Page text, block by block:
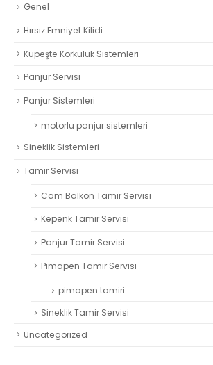
Genel
Hırsız Emniyet Kilidi
Küpeşte Korkuluk Sistemleri
Panjur Servisi
Panjur Sistemleri
motorlu panjur sistemleri
Sineklik Sistemleri
Tamir Servisi
Cam Balkon Tamir Servisi
Kepenk Tamir Servisi
Panjur Tamir Servisi
Pimapen Tamir Servisi
pimapen tamiri
Sineklik Tamir Servisi
Uncategorized